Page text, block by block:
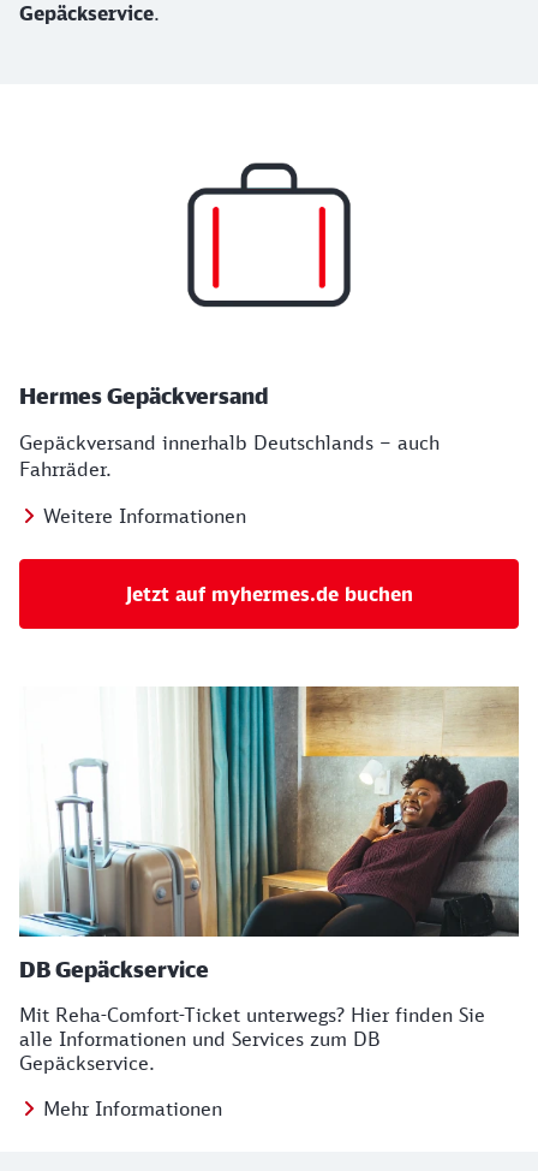
Gepäckservice.
Hermes Gepäckversand
Gepäckversand innerhalb Deutschlands – auch
Fahrräder.
Weitere Informationen
Jetzt auf myhermes.de buchen
DB Gepäckservice
Mit Reha-Comfort-Ticket unterwegs? Hier finden Sie
alle Informationen und Services zum DB
Gepäckservice.
Mehr Informationen